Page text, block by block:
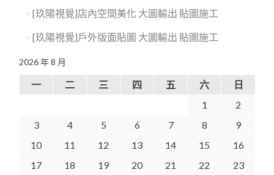
[玖陽視覺]店內空間美化 大圖輸出 貼圖施工
[玖陽視覺]戶外版面貼圖 大圖輸出 貼圖施工
2026 年 8 月
一 二 三 四 五 六
日
1
2
3
4 5 6 7 8
9
10
11 12 13 14 15
16
17
18 19 20 21 22
23